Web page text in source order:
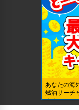
Copyright
あなたの海
燃油サーチ
ク！